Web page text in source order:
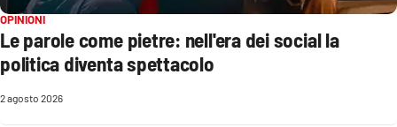
Cultura
Podcast
OPINIONI
Le parole come pietre: nell'era dei social la
politica diventa spettacolo
2 agosto 2026